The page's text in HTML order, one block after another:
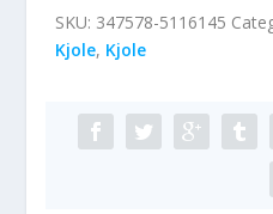
SKU: 347578-5116145
Kjole, Kjole